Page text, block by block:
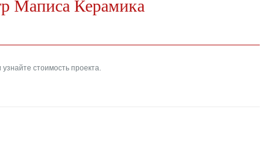
Маписа Керамика
узнайте стоимость проекта.